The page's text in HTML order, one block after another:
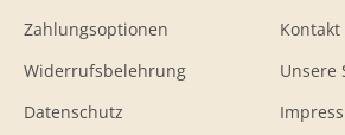
Zahlungsoptionen
Widerrufsbelehrung
Datenschutz
Unsere